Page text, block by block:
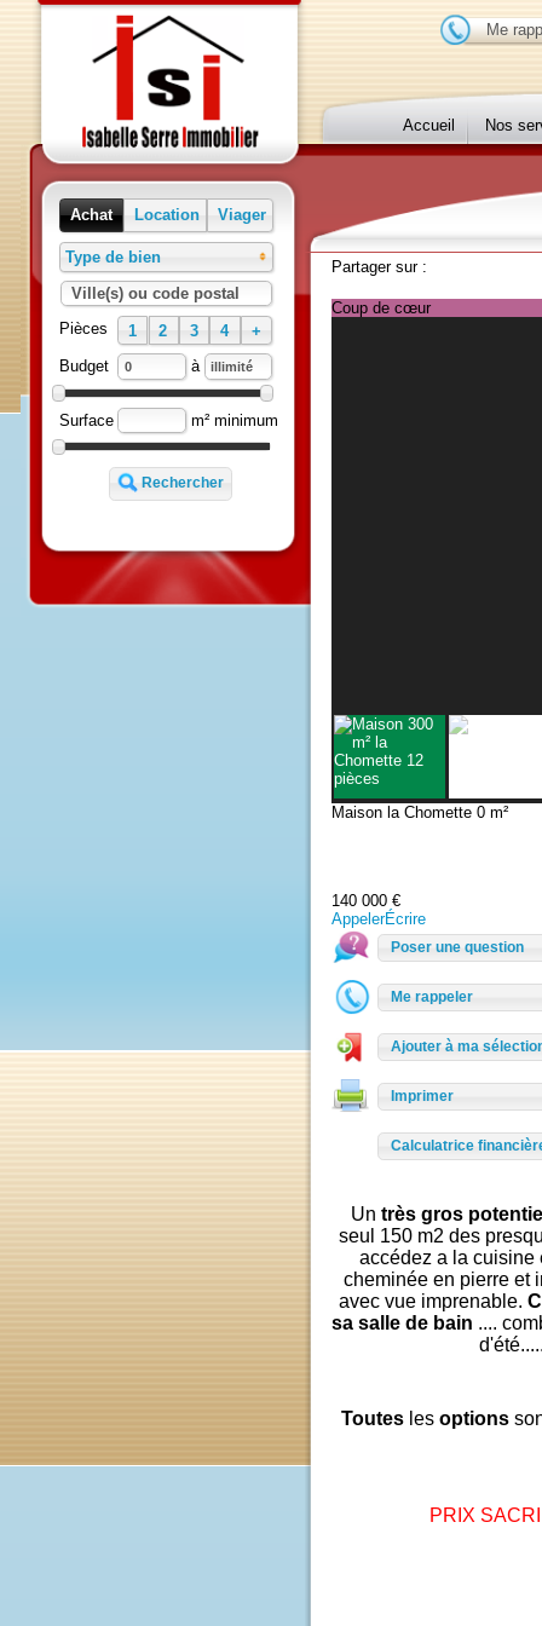
Me
Accueil Nos
Achat Location Viager
Type de bien
Ville(s) ou code postal
1 2 3 4
+
Budget
à
Surface m² minimum
Partager sur :
Coup de cœur
140 000 €
AppelerÉcrire
Poser une
Me rappeler
Ajouter à ma
Imprimer
Untrès gros
seul 150 m2 des
accédez a la
cheminée en pierre